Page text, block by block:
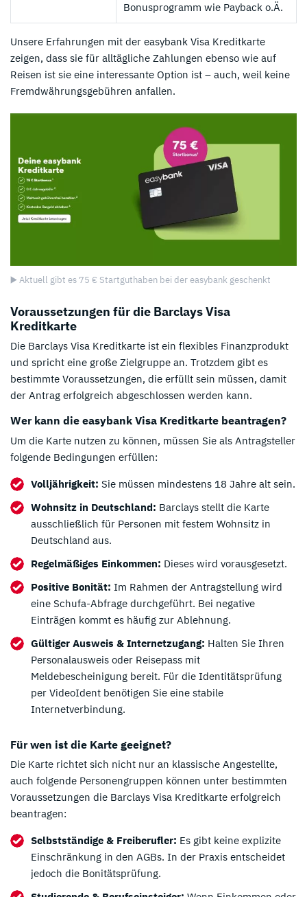
Bonusprogramm wie Payback o.Ä.
Unsere Erfahrungen mit der easybank Visa Kreditkarte
zeigen, dass sie für alltägliche Zahlungen ebenso wie auf
Reisen ist sie eine interessante Option ist – auch, weil keine
Fremdwährungsgebühren anfallen.
▶️ Aktuell gibt es 75 € Startguthaben bei der easybank geschenkt
Voraussetzungen für die Barclays Visa
Kreditkarte
Die Barclays Visa Kreditkarte ist ein flexibles Finanzprodukt
und spricht eine große Zielgruppe an. Trotzdem gibt es
bestimmte Voraussetzungen, die erfüllt sein müssen, damit
der Antrag erfolgreich abgeschlossen werden kann.
Wer kann die easybank Visa Kreditkarte beantragen?
Um die Karte nutzen zu können, müssen Sie als Antragsteller
folgende Bedingungen erfüllen:
Volljährigkeit: Sie müssen mindestens 18 Jahre alt sein.
Wohnsitz in Deutschland: Barclays stellt die Karte
ausschließlich für Personen mit festem Wohnsitz in
Deutschland aus.
Regelmäßiges Einkommen: Dieses wird vorausgesetzt.
Positive Bonität: Im Rahmen der Antragstellung wird
eine Schufa-Abfrage durchgeführt. Bei negative
Einträgen kommt es häufig zur Ablehnung.
Gültiger Ausweis & Internetzugang: Halten Sie Ihren
Personalausweis oder Reisepass mit
Meldebescheinigung bereit. Für die Identitätsprüfung
per VideoIdent benötigen Sie eine stabile
Internetverbindung.
Für wen ist die Karte geeignet?
Die Karte richtet sich nicht nur an klassische Angestellte,
auch folgende Personengruppen können unter bestimmten
Voraussetzungen die Barclays Visa Kreditkarte erfolgreich
beantragen:
Selbstständige & Freiberufler: Es gibt keine explizite
Einschränkung in den AGBs. In der Praxis entscheidet
jedoch die Bonitätsprüfung.